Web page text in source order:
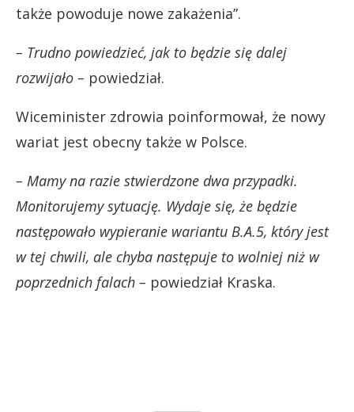
także powoduje nowe zakażenia”.
– Trudno powiedzieć, jak to będzie się dalej
rozwijało – powiedział.
Wiceminister zdrowia poinformował, że nowy
wariat jest obecny także w Polsce.
– Mamy na razie stwierdzone dwa przypadki.
Monitorujemy sytuację. Wydaje się, że będzie
następowało wypieranie wariantu B.A.5, który jest
w tej chwili, ale chyba następuje to wolniej niż w
poprzednich falach – powiedział Kraska.